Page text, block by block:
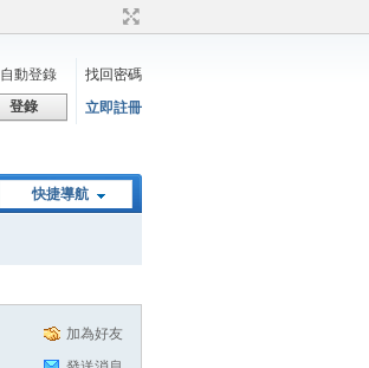
自動登錄
找回密碼
登錄 立即註冊
快捷導航
加為好友